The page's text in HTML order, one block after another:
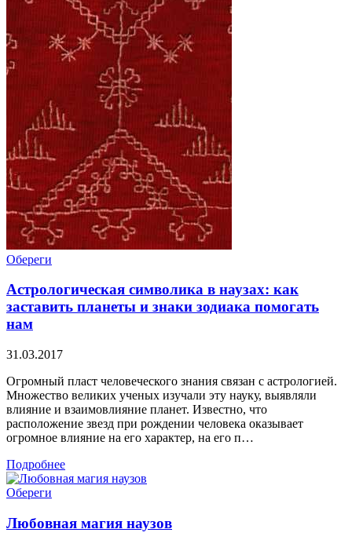
Обереги
Астрологическая символика в наузах: как
заставить планеты и знаки зодиака помогать
нам
31.03.2017
Огромный пласт человеческого знания связан с астрологией.
Множество великих ученых изучали эту науку, выявляли
влияние и взаимовлияние планет. Известно, что
расположение звезд при рождении человека оказывает
огромное влияние на его характер, на его п…
Подробнее
Обереги
Любовная магия наузов